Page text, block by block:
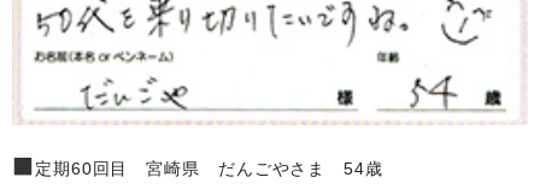
■定期60回目 宮崎県 だんごやさま 54歳